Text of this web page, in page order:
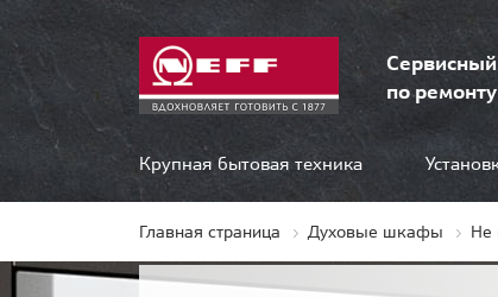
по
Крупная бытовая техника
Главная страница Духовые шкафы Не